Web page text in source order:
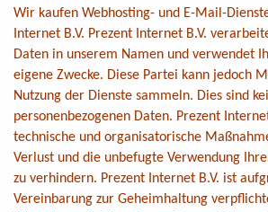
Wir kaufen Webhosting- und E-Mail-
Internet B.V. Prezent Internet B.V.
Daten in unserem Namen und verwendet
eigene Zwecke. Diese Partei kann jedoch
Nutzung der Dienste sammeln. Dies sind
personenbezogenen Daten. Prezent
technische und organisatorische
Verlust und die unbefugte Verwendung
zu verhindern. Prezent Internet B.V. ist
Vereinbarung zur Geheimhaltung